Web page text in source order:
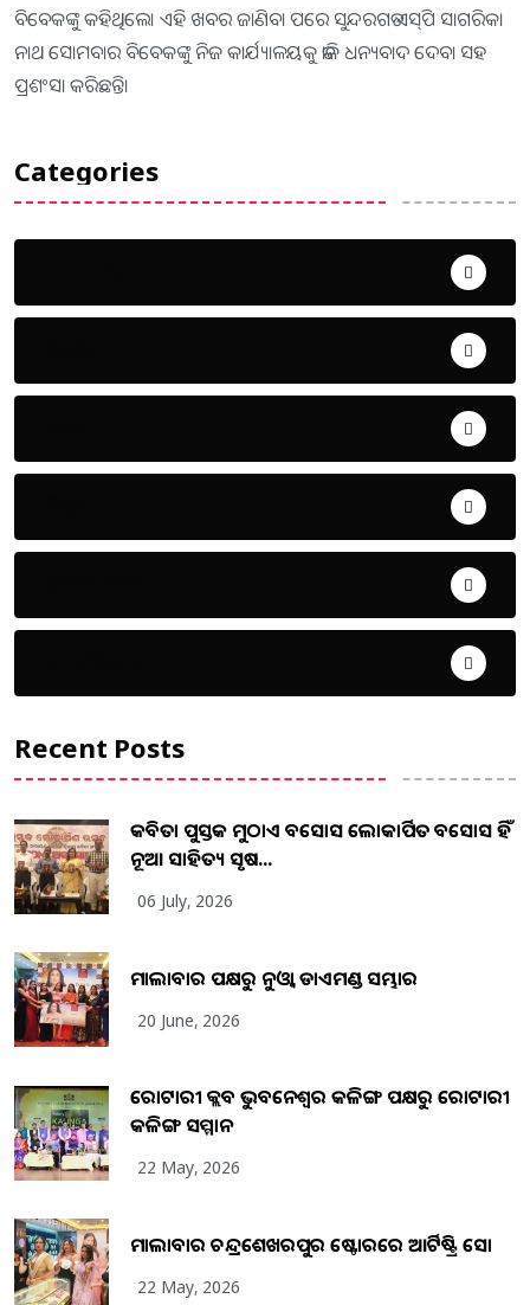
ବିବେକଙ୍କୁ କହିଥିଲେ। ଏହି ଖବର ଜାଣିବା ପରେ ସୁନ୍ଦରଗଡ ଏସ୍‌ପି ସାଗରିକା
ନାଥ ସୋମବାର ବିବେକଙ୍କୁ ନିଜ କାର୍ଯ୍ୟାଳୟକୁ ଡାକି ଧନ୍ୟବାଦ ଦେବା ସହ
ପ୍ରଶଂସା କରିଛନ୍ତି।
Categories
Recent Posts
କବିତା ପୁସ୍ତକ ମୁଠାଏ ଅବସୋସ ଲୋକାର୍ପିତ ଅବସୋସ ହିଁ
ନୂଆ ସାହିତ୍ୟ ସୃଷ...
06 July, 2026
ମାଲାବାର ପକ୍ଷରୁ ନୁଓ୍ବା ଡାଏମଣ୍ଡ ସମ୍ଭାର
20 June, 2026
ରୋଟାରୀ କ୍ଲବ ଭୁବନେଶ୍ୱର କଳିଙ୍ଗ ପକ୍ଷରୁ ରୋଟାରୀ
କଳିଙ୍ଗ ସମ୍ମାନ
22 May, 2026
ମାଲାବାର ଚନ୍ଦ୍ରଶେଖରପୁର ଷ୍ଟୋରରେ ଆର୍ଟିଷ୍ଟ୍ରି ସୋ
22 May, 2026